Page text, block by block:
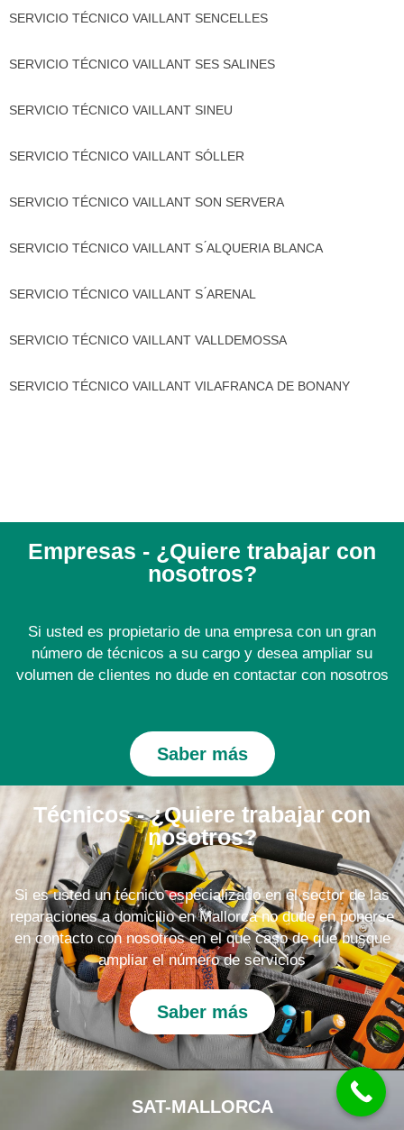
SERVICIO TÉCNICO VAILLANT SENCELLES
SERVICIO TÉCNICO VAILLANT SES SALINES
SERVICIO TÉCNICO VAILLANT SINEU
SERVICIO TÉCNICO VAILLANT SÓLLER
SERVICIO TÉCNICO VAILLANT SON SERVERA
SERVICIO TÉCNICO VAILLANT S ́ALQUERIA BLANCA
SERVICIO TÉCNICO VAILLANT S ́ARENAL
SERVICIO TÉCNICO VAILLANT VALLDEMOSSA
SERVICIO TÉCNICO VAILLANT VILAFRANCA DE BONANY
Empresas - ¿Quiere trabajar con
nosotros?
Si usted es propietario de una empresa con un gran
número de técnicos a su cargo y desea ampliar su
volumen de clientes no dude en contactar con nosotros
Saber más
Técnicos - ¿Quiere trabajar con
nosotros?
Si es usted un técnico especializado en el sector de las
reparaciones a domicilio en Mallorca no dude en ponerse
en contacto con nosotros en el que caso de que busque
ampliar el número de servicios
Saber más
SAT-MALLORCA